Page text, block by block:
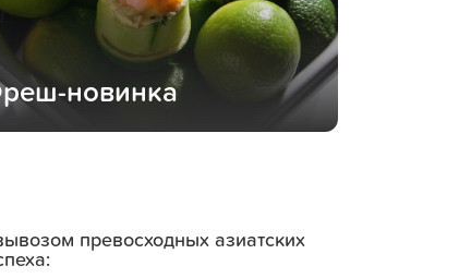
новинка
превосходных азиатских